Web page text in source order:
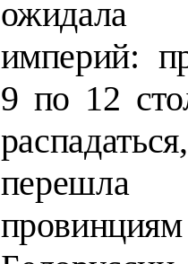
ожидала
империй:
9 по 12